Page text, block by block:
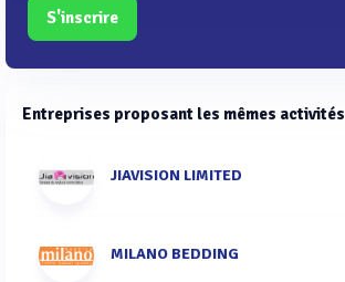
S'inscrire
Entreprises proposant les mêmes activités
JIAVISION LIMITED
MILANO BEDDING